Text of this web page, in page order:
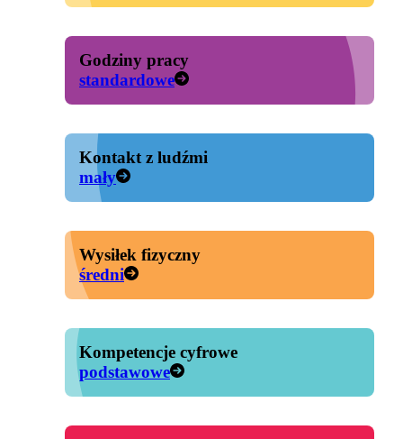
Godziny pracy
standardowe
Kontakt z ludźmi
mały
Wysiłek fizyczny
średni
Kompetencje cyfrowe
podstawowe